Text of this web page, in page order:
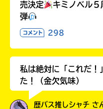
売決定
キミノベル５
弾
コメント 298
私は絶対に「これだ！
た！（金欠気味）
歴バス推しシャチ